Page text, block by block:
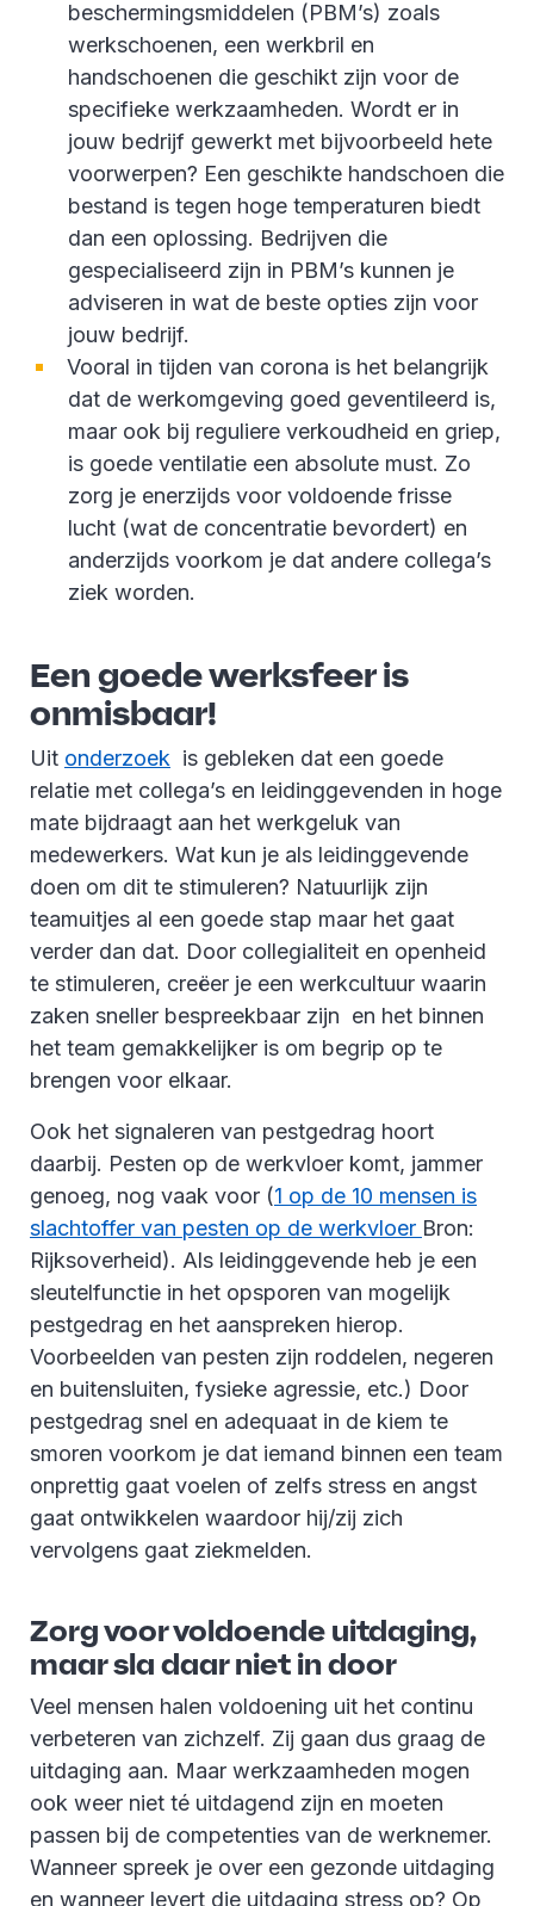
beschermingsmiddelen (PBM’s) zoals
werkschoenen, een werkbril en
handschoenen die geschikt zijn voor de
specifieke werkzaamheden. Wordt er in
jouw bedrijf gewerkt met bijvoorbeeld hete
voorwerpen? Een geschikte handschoen die
bestand is tegen hoge temperaturen biedt
dan een oplossing. Bedrijven die
gespecialiseerd zijn in PBM’s kunnen je
adviseren in wat de beste opties zijn voor
jouw bedrijf.
Vooral in tijden van corona is het belangrijk
dat de werkomgeving goed geventileerd is,
maar ook bij reguliere verkoudheid en griep,
is goede ventilatie een absolute must. Zo
zorg je enerzijds voor voldoende frisse
lucht (wat de concentratie bevordert) en
anderzijds voorkom je dat andere collega’s
ziek worden.
Een goede werksfeer is
onmisbaar!
Uit onderzoek is gebleken dat een goede
relatie met collega’s en leidinggevenden in hoge
mate bijdraagt aan het werkgeluk van
medewerkers. Wat kun je als leidinggevende
doen om dit te stimuleren? Natuurlijk zijn
teamuitjes al een goede stap maar het gaat
verder dan dat. Door collegialiteit en openheid
te stimuleren, creëer je een werkcultuur waarin
zaken sneller bespreekbaar zijn en het binnen
het team gemakkelijker is om begrip op te
brengen voor elkaar.
Ook het signaleren van pestgedrag hoort
daarbij. Pesten op de werkvloer komt, jammer
genoeg, nog vaak voor (1 op de 10 mensen is
slachtoffer van pesten op de werkvloer Bron:
Rijksoverheid). Als leidinggevende heb je een
sleutelfunctie in het opsporen van mogelijk
pestgedrag en het aanspreken hierop.
Voorbeelden van pesten zijn roddelen, negeren
en buitensluiten, fysieke agressie, etc.) Door
pestgedrag snel en adequaat in de kiem te
smoren voorkom je dat iemand binnen een team
onprettig gaat voelen of zelfs stress en angst
gaat ontwikkelen waardoor hij/zij zich
vervolgens gaat ziekmelden.
Zorg voor voldoende uitdaging,
maar sla daar niet in door
Veel mensen halen voldoening uit het continu
verbeteren van zichzelf. Zij gaan dus graag de
uitdaging aan. Maar werkzaamheden mogen
ook weer niet té uitdagend zijn en moeten
passen bij de competenties van de werknemer.
Wanneer spreek je over een gezonde uitdaging
en wanneer levert die uitdaging stress op? Op